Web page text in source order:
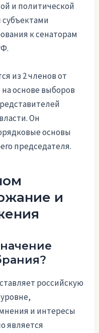
и политической
к сенаторам
из 2 членов от
основе выборов
Он
основы
председателя.
и
российскую
и интересы
является